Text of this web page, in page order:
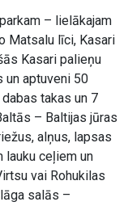
– lielākajam
Matsalu līci, Kasari
Kasari palieņu
un aptuveni 50
takas un 7
– Baltijas jūras
alņus, lapsas
lauku ceļiem un
vai Rohukilas
salās –